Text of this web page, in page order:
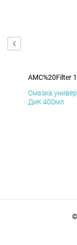
AMC%20Filter
Смазка
ДиК 400мл